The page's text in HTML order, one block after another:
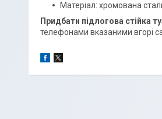
Матеріал: хромована
Придбати підлогова стійка
телефонами вказаними вгорі